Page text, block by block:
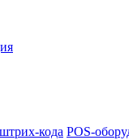
кода POS-